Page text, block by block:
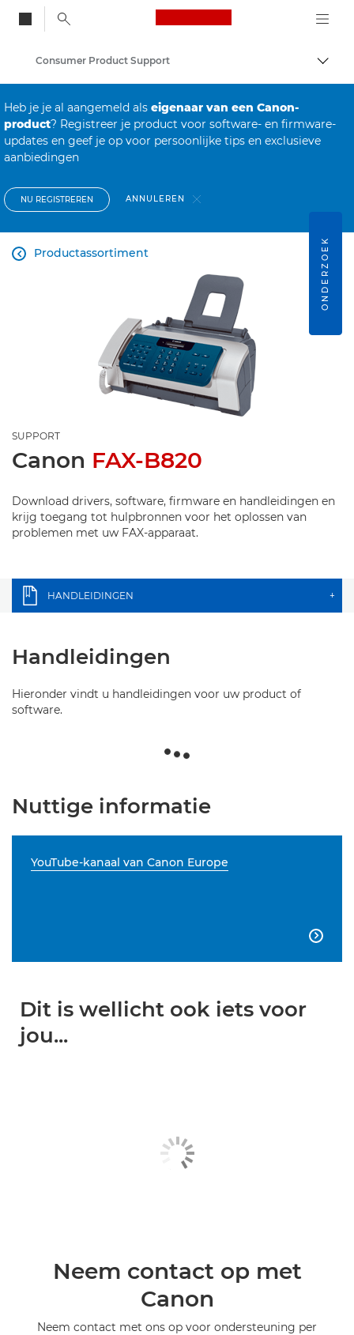
Canon Logo, back
Consumer Product Support
Heb je je al aangemeld als eigenaar van een Canon-
product? Registreer je product voor software- en firmware-
updates en geef je op voor persoonlijke tips en exclusieve
aanbiedingen
NU REGISTREREN ANNULEREN
Productassortiment

SUPPORT
Canon FAX-B820
Download drivers, software, firmware en handleidingen en
krijg toegang tot hulpbronnen voor het oplossen van
problemen met uw FAX-apparaat.
HANDLEIDINGEN +
Handleidingen
Hieronder vindt u handleidingen voor uw product of
software.
Nuttige informatie
YouTube-kanaal van Canon Europe

Dit is wellicht ook iets voor
jou...
Neem contact op met
Canon
Neem contact met ons op voor ondersteuning per
ONDERZOEK